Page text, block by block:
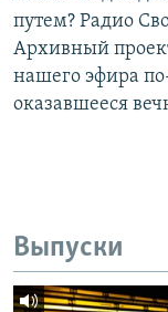
путем? Радио
Архивный
нашего эфира
оказавшееся
Выпуски